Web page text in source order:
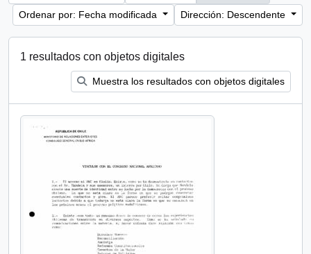
Ordenar por: Fecha modificada
Dirección: Descendente
1 resultados con objetos digitales
Muestra los resultados con objetos digitales